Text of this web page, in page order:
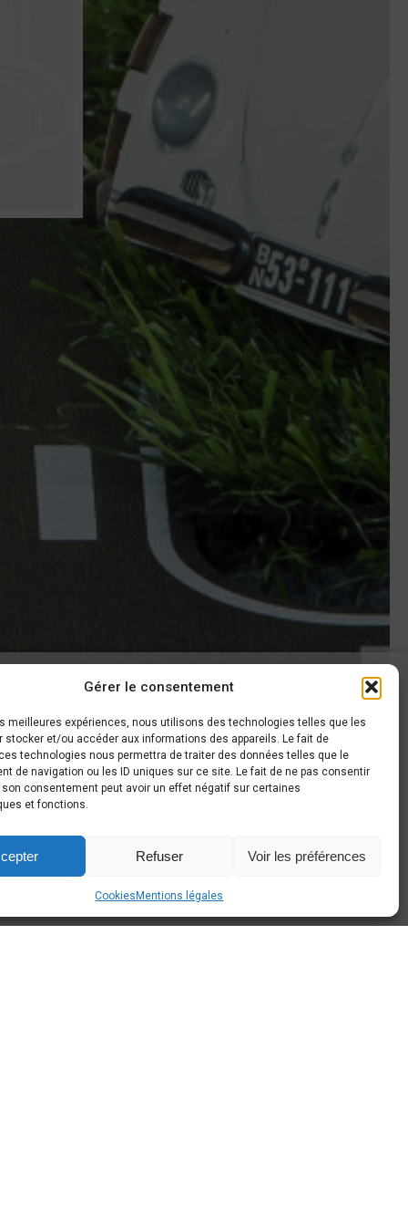
Gérer le consentement
meilleures expériences, nous utilisons des technologies telles que les
stocker et/ou accéder aux informations des appareils. Le fait de
technologies nous permettra de traiter des données telles que le
de navigation ou les ID uniques sur ce site. Le fait de ne pas consentir
son consentement peut avoir un effet négatif sur certaines
et fonctions.
Refuser Voir les préférences
Cookies Mentions légales
CARS
de Gembloux, 63
Sombreffe
+32 497 44 26 80